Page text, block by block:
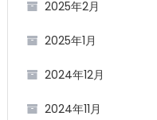
2025年2月
2025年1月
2024年12月
2024年11月